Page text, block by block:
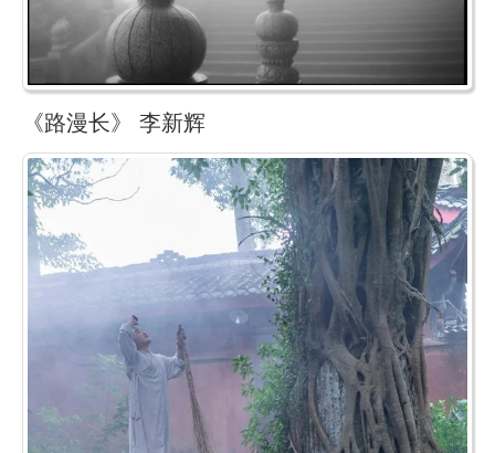
《路漫长》 李新辉